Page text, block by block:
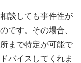
談しても事件性が
です。その場合、
まで特定が可能で
バイスしてくれま